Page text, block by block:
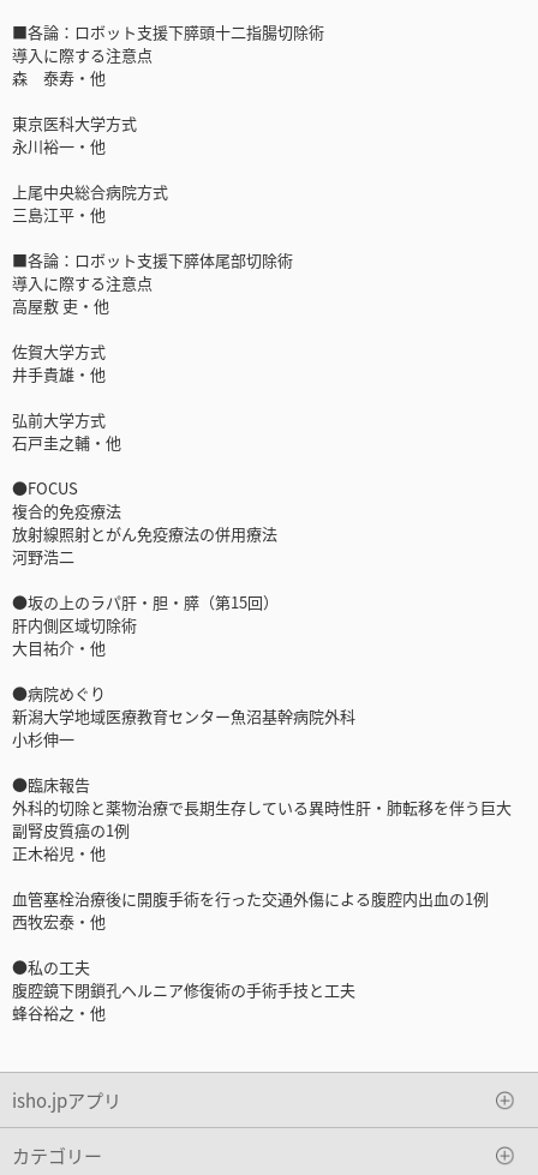
■各論：ロボット支援下膵頭十二指腸切除術
導入に際する注意点
森 泰寿・他
東京医科大学方式
永川裕一・他
上尾中央総合病院方式
三島江平・他
■各論：ロボット支援下膵体尾部切除術
導入に際する注意点
高屋敷 吏・他
佐賀大学方式
井手貴雄・他
弘前大学方式
石戸圭之輔・他
●FOCUS
複合的免疫療法
放射線照射とがん免疫療法の併用療法
河野浩二
●坂の上のラパ肝・胆・膵（第15回）
肝内側区域切除術
大目祐介・他
●病院めぐり
新潟大学地域医療教育センター魚沼基幹病院外科
小杉伸一
●臨床報告
外科的切除と薬物治療で長期生存している異時性肝・肺転移を伴う巨大
副腎皮質癌の1例
正木裕児・他
血管塞栓治療後に開腹手術を行った交通外傷による腹腔内出血の1例
西牧宏泰・他
●私の工夫
腹腔鏡下閉鎖孔ヘルニア修復術の手術手技と工夫
蜂谷裕之・他
isho.jpアプリ
カテゴリー